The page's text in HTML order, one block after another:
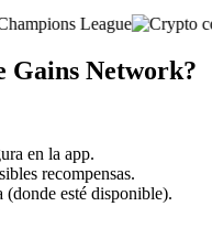
Gains Network?
en la app.
recompensas.
(donde esté disponible).